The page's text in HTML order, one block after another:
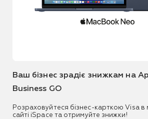
Ваш бізнес зрадіє знижкам на
Business GO
Розраховуйтеся бізнес-карткою Visa в
сайті iSpace та отримуйте знижки!